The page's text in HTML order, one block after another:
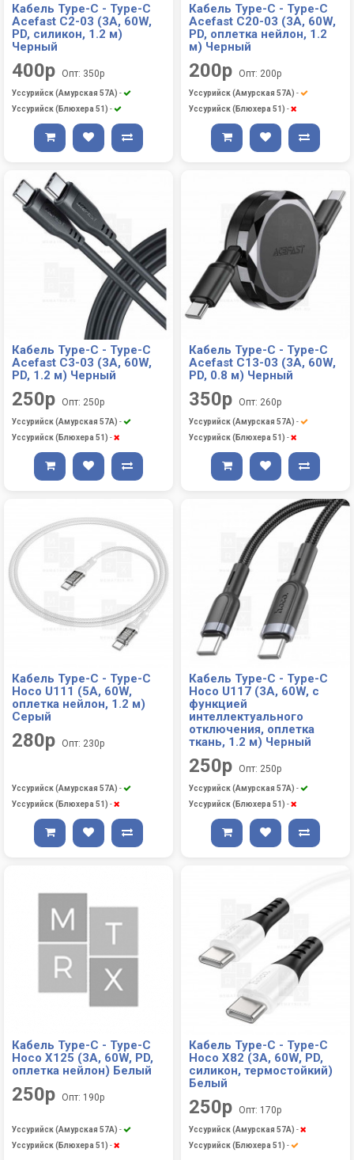
Кабель Type-C - Type-C
Acefast C2-03 (3A, 60W,
PD, силикон, 1.2 м)
Черный
400р Опт: 350р
Уссурийск (Амурская 57А) -
Уссурийск (Блюхера 51) -
Кабель Type-C - Type-C
Acefast C20-03 (3A, 60W,
PD, оплетка нейлон, 1.2
м) Черный
200р Опт: 200р
Уссурийск (Амурская 57А) -
Уссурийск (Блюхера 51) -
Кабель Type-C - Type-C
Acefast C3-03 (3A, 60W,
PD, 1.2 м) Черный
250р Опт: 250р
Уссурийск (Амурская 57А) -
Уссурийск (Блюхера 51) -
Кабель Type-C - Type-C
Acefast С13-03 (3A, 60W,
PD, 0.8 м) Черный
350р Опт: 260р
Уссурийск (Амурская 57А) -
Уссурийск (Блюхера 51) -
Кабель Type-C - Type-C
Hoco U111 (5A, 60W,
оплетка нейлон, 1.2 м)
Серый
280р Опт: 230р
Уссурийск (Амурская 57А) -
Уссурийск (Блюхера 51) -
Кабель Type-C - Type-C
Hoco U117 (3A, 60W, с
функцией
интеллектуального
отключения, оплетка
ткань, 1.2 м) Черный
250р Опт: 250р
Уссурийск (Амурская 57А) -
Уссурийск (Блюхера 51) -
Кабель Type-C - Type-C
Hoco X125 (3A, 60W, PD,
оплетка нейлон) Белый
250р Опт: 190р
Уссурийск (Амурская 57А) -
Уссурийск (Блюхера 51) -
Кабель Type-C - Type-C
Hoco X82 (3A, 60W, PD,
силикон, термостойкий)
Белый
250р Опт: 170р
Уссурийск (Амурская 57А) -
Уссурийск (Блюхера 51) -